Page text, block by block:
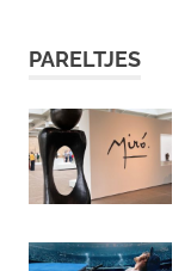
PARELTJES